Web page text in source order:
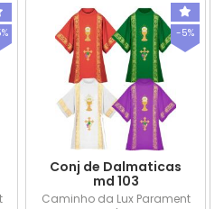
-5%
Conj de Dalmaticas
md 103
Caminho da Lux Parament